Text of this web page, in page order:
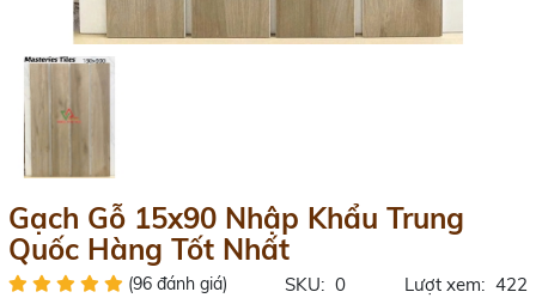
Gạch Gỗ 15x90 Nhập Khẩu Trung
Quốc Hàng Tốt Nhất
(96 đánh giá) SKU: 0 Lượt xem: 422